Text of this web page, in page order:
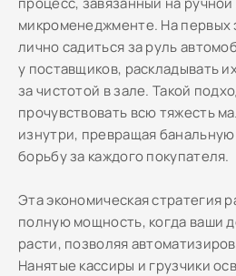
микроменеджменте. На первых
лично садиться за руль
у поставщиков, раскладывать
за чистотой в зале. Такой
прочувствовать всю тяжесть
изнутри, превращая
борьбу за каждого покупателя.
Эта экономическая стратегия
полную мощность, когда ваши
расти, позволяя
Нанятые кассиры и грузчики